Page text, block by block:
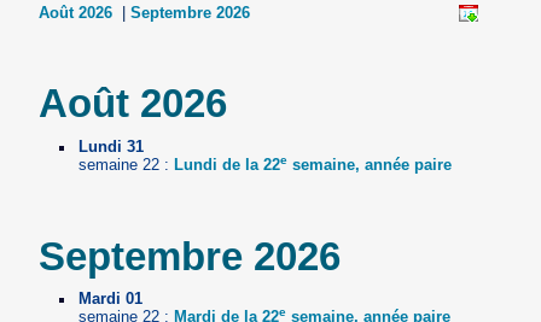
Août 2026 |Septembre 2026
Août 2026
Lundi 31
semaine 22 : Lundi de la 22esemaine, année paire
Septembre 2026
Mardi 01
semaine 22 : Mardi de la 22esemaine, année paire